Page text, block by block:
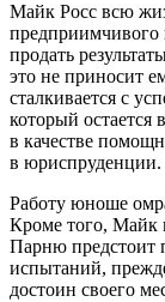
Майк Росс всю
предприимчивого
продать
это не приносит
сталкивается с
который остается
в качестве
в юриспруденции.
Работу юноше
Кроме того, Майк
Парню предстоит
испытаний,
достоин своего